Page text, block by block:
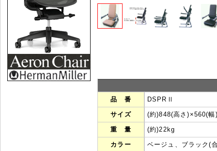
品 番 DSPRⅡ
サイズ (約)848(高さ)×560(
重 量 (約)22 kg
カラー ベージュ、ブラック(